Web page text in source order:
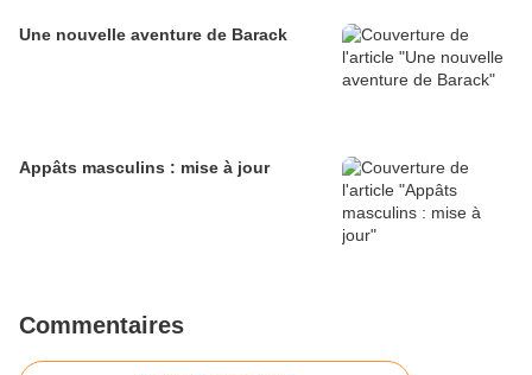
Une nouvelle aventure de Barack
Appâts masculins : mise à jour
Commentaires